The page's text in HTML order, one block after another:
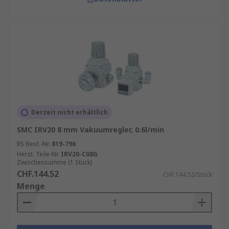
Derzeit nicht erhältlich
SMC IRV20 8 mm Vakuumregler, 0.6l/min
RS Best.-Nr. 819-796
Herst. Teile-Nr. IRV20-C08G
Zwischensumme (1 Stück)
CHF.144.52 CHF.144.52/Stück
Menge